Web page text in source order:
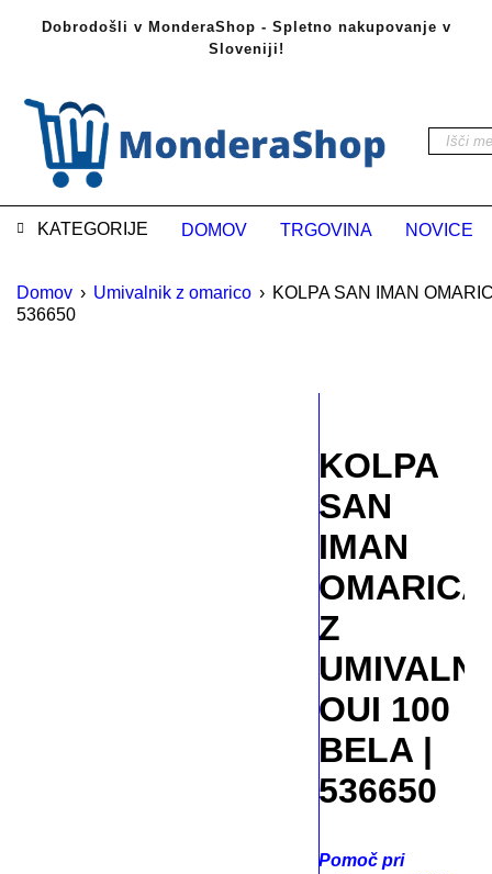
Dobrodošli v MonderaShop - Spletno nakupovanje v
Sloveniji!
KATEGORIJE DOMOV TRGOVINA NOVICE
Domov › Umivalnik z omarico › KOLPA SAN IMAN
536650
KOLPA
SAN
IMAN
OMARICA
Z
OUI 100
BELA |
536650
Pomoč pri